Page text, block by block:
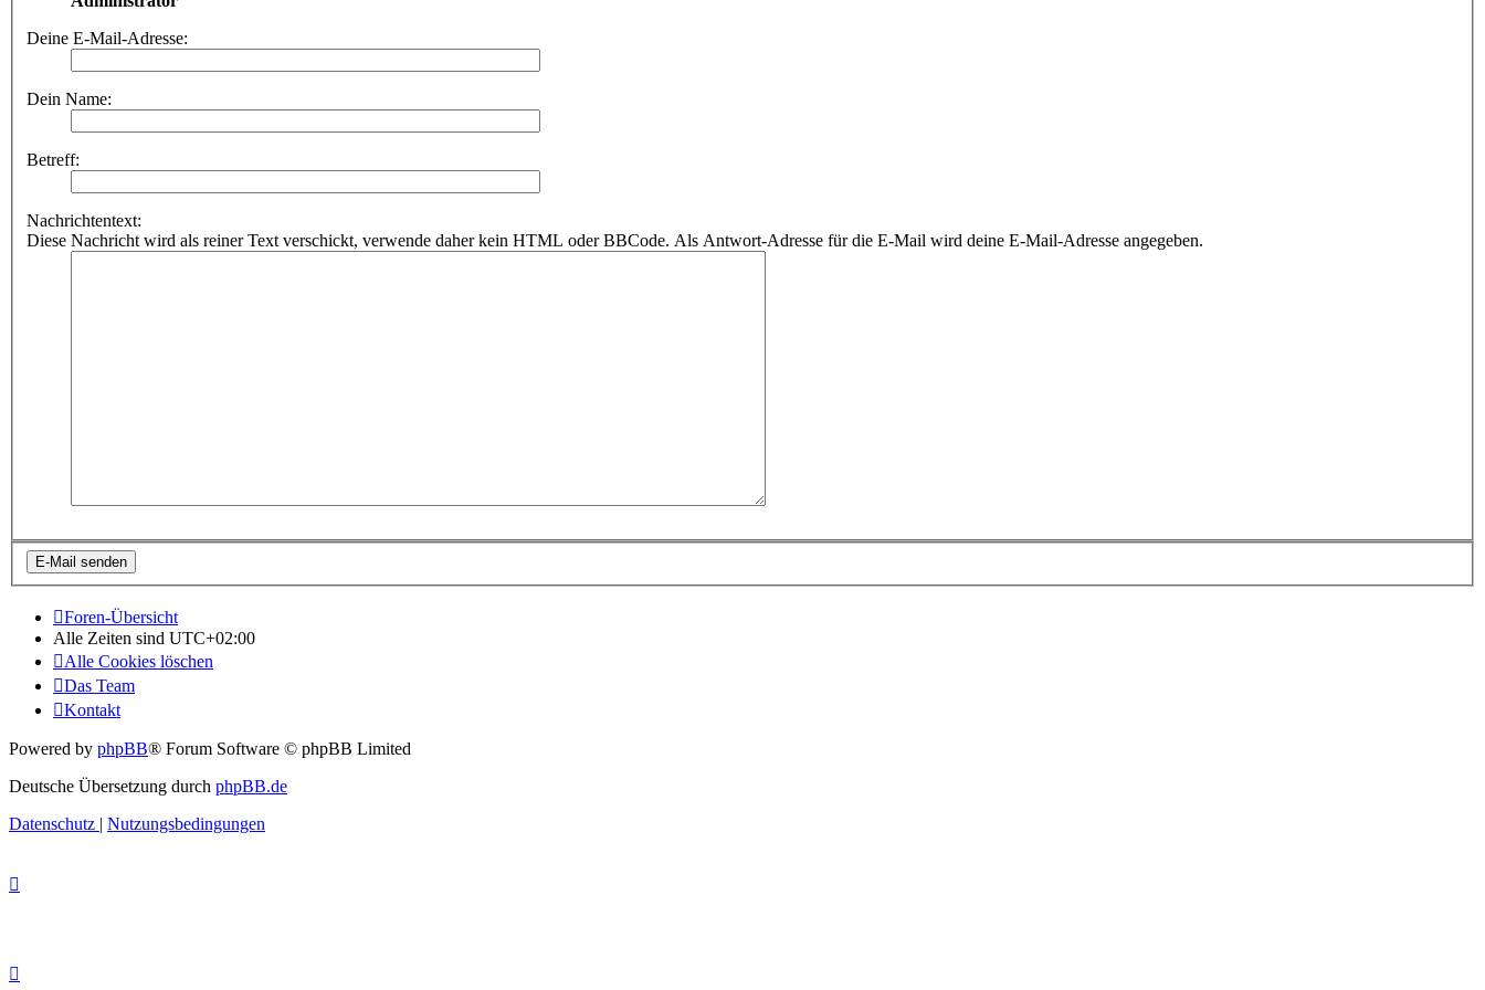
Deine E-Mail-Adresse:
Dein Name:
Betreff:
Nachrichtentext:
Diese Nachricht wird als reiner Text verschickt, verwende daher kein HTML oder BBCode. Als Antwort-Adresse für die E-Mail wird deine E-Mail-Adresse angegeben.
Foren-Übersicht
Alle Zeiten sind UTC+02:00
Alle Cookies löschen
Das Team
Kontakt
Powered by phpBB® Forum Software © phpBB Limited
Deutsche Übersetzung durch phpBB.de
Datenschutz | Nutzungsbedingungen